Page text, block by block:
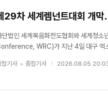
29차 세계렘넌트대회 개
단법인 세계복음화전도협회와 세계청
WRC)가 지난 4일 대구 엑스코(EXCO)에서 개막했다. 오
합기사 종합기사 2026.08.05